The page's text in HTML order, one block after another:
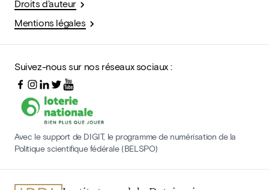
Droits d'auteur
Mentions légales
Suivez-nous sur nos réseaux sociaux :
Avec le support de DIGIT, le programme de numérisation de la
Politique scientifique fédérale (BELSPO)